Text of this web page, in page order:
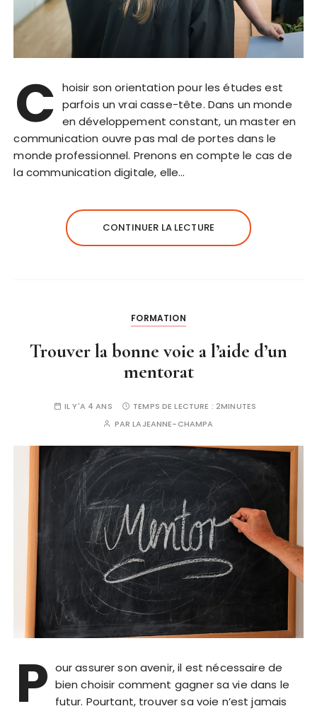
C hoisir son orientation pour les études est
parfois un vrai casse-tête. Dans un monde
en développement constant, un master en
communication ouvre pas mal de portes dans le
monde professionnel. Prenons en compte le cas de
la communication digitale, elle…
CONTINUER LA LECTURE
FORMATION
Trouver la bonne voie a l’aide d’un
mentorat
IL Y'A 4 ANS TEMPS DE LECTURE : 2MINUTES
PARLAJEANNE-CHAMPA
P our assurer son avenir, il est nécessaire de
bien choisir comment gagner sa vie dans le
futur. Pourtant, trouver sa voie n’est jamais